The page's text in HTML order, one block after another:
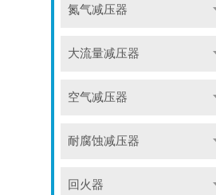
氮气减压器
大流量减压器
空气减压器
耐腐蚀减压器
回火器